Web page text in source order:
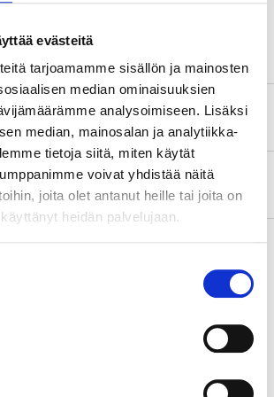
evästeitä
tarjoamamme sisällön ja mainosten
median ominaisuuksien
analysoimiseen. Lisäksi
median, mainosalan ja analytiikka-
tietoja siitä, miten käytät
voivat yhdistää näitä
joita olet antanut heille tai joita on
heidän palvelujaan.
ja muut asiakirjat